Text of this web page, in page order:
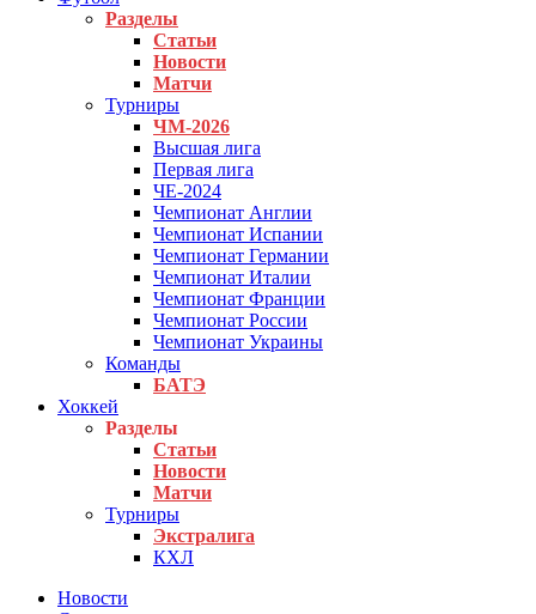
Разделы
Статьи
Новости
Матчи
Турниры
ЧМ-2026
Высшая лига
Первая лига
ЧЕ-2024
Чемпионат Англии
Чемпионат Испании
Чемпионат Германии
Чемпионат Италии
Чемпионат Франции
Чемпионат России
Чемпионат Украины
Команды
БАТЭ
Хоккей
Разделы
Статьи
Новости
Матчи
Турниры
Экстралига
КХЛ
Новости